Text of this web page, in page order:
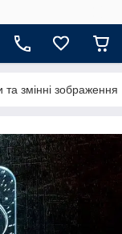
та змінні зображення